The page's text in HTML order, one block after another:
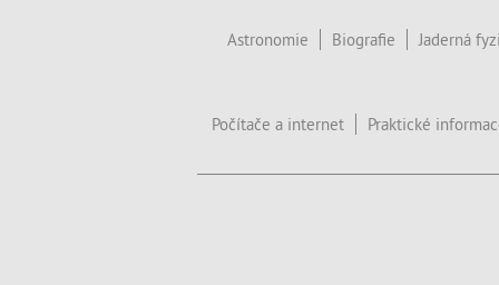
Astronomie Biografie Jaderná
Počítače a internet
Praktické